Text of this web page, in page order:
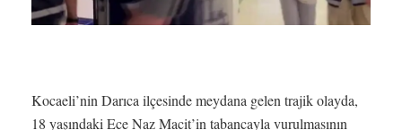
Kocaeli’nin Darıca ilçesinde meydana gelen trajik olayda,
18 yaşındaki Ece Naz Macit’in tabancayla vurulmasının